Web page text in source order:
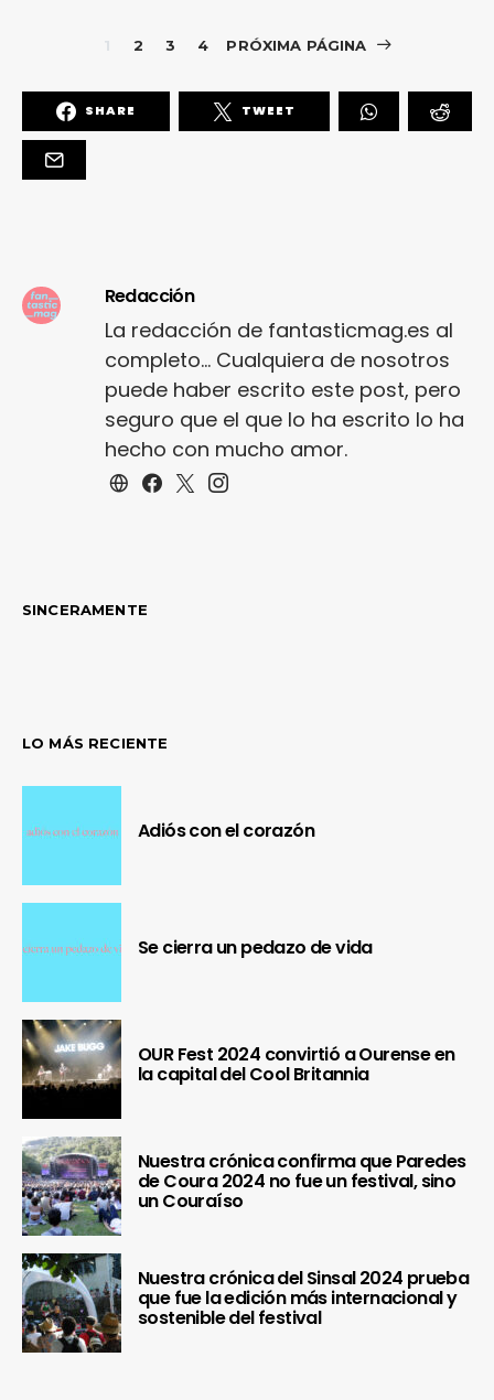
1 2 3 4 PRÓXIMA PÁGINA
SHARE TWEET
Redacción
La redacción de fantasticmag.es al
completo... Cualquiera de nosotros
puede haber escrito este post, pero
seguro que el que lo ha escrito lo ha
hecho con mucho amor.
SINCERAMENTE
LO MÁS RECIENTE
Adiós con el corazón
Se cierra un pedazo de vida
OUR Fest 2024 convirtió a Ourense en
la capital del Cool Britannia
Nuestra crónica confirma que Paredes
de Coura 2024 no fue un festival, sino
un Couraíso
Nuestra crónica del Sinsal 2024 prueba
que fue la edición más internacional y
sostenible del festival